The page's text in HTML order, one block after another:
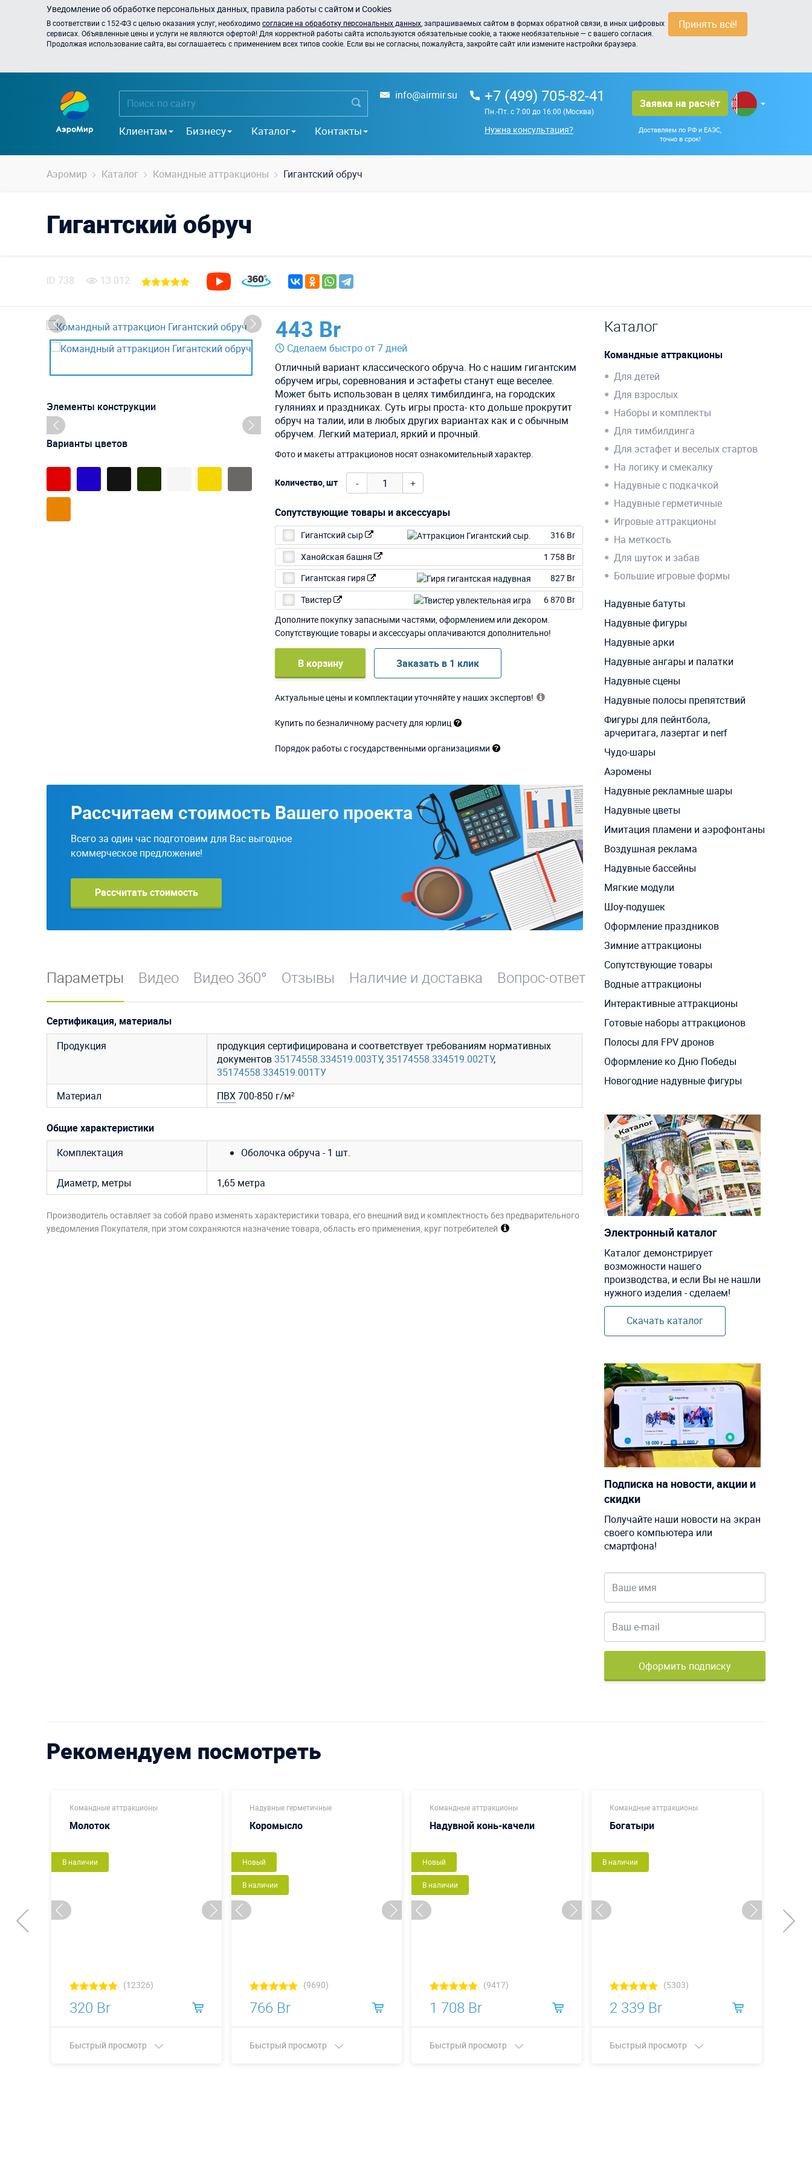
Принять всё!
Уведомление об обработке персональных данных, правила работы с сайтом и Cookies
В соответствии с 152-ФЗ с целью оказания услуг, необходимосогласие на обработку персональных данных , запрашиваемых сайтом в формах обратной связи, в иных цифровых
сервисах. Объявленные цены и услуги не являются офертой! Для корректной работы сайта используются обязательные cookie, а также необязательные — с вашего согласия.
Продолжая использование сайта, вы соглашаетесь с применением всех типов cookie. Если вы не согласны, пожалуйста, закройте сайт или измените настройки браузера.
Клиентам Бизнесу Каталог Контакты
info@airmir.su +7 (499) 705-82-41
Пн.-Пт. с 7:00 до 16:00 (Москва)
Нужна консультация?
Заявка на расчёт
Доставляем по РФ и ЕАЭС,
точно в срок!
Аэромир Каталог Командные аттракционы Гигантский обруч
Гигантский обруч
ID 738 13 012
Элементы конструкции
Варианты цветов
443 Br
Сделаем быстро от 7 дней
Отличный вариант классического обруча. Но с нашим гигантским
обручем игры, соревнования и эстафеты станут еще веселее.
Может быть использован в целях тимбилдинга, на городских
гуляниях и праздниках. Суть игры проста- кто дольше прокрутит
обруч на талии, или в любых других вариантах как и с обычным
обручем. Легкий материал, яркий и прочный.
Фото и макеты аттракционов носят ознакомительный характер.
Количество, шт - +
Сопутствующие товары и аксессуары
Гигантский сыр
316 Br
Ханойская башня
1 758 Br
Гигантская гиря
827 Br
Твистер
6 870 Br
Дополните покупку запасными частями, оформлением или декором.
Сопутствующие товары и аксессуары оплачиваются дополнительно!
В корзину Заказать в 1 клик
Актуальные цены и комплектации уточняйте у наших экспертов!
Купить по безналичному расчету для юрлиц
Порядок работы с государственными организациями
Рассчитаем стоимость Вашего проекта
Всего за один час подготовим для Вас выгодное
коммерческое предложение!
Рассчитать стоимость
Параметры Видео Видео 360° Отзывы Наличие и доставка Вопрос-ответ
Сертификация, материалы
Продукция
продукция сертифицирована и соответствует требованиям нормативных
документов35174558.334519.003ТУ,35174558.334519.002ТУ,
35174558.334519.001ТУ
Материал
ПВХ700-850 г/м²
Общие характеристики
Комплектация
Оболочка обруча - 1 шт.
Диаметр, метры 1,65 метра
Производитель оставляет за собой право изменять характеристики товара, его внешний вид и комплектность без предварительного
уведомления Покупателя, при этом сохраняются назначение товара, область его применения, круг потребителей
Каталог
Командные аттракционы
Для детей
Для взрослых
Наборы и комплекты
Для тимбилдинга
Для эстафет и веселых стартов
На логику и смекалку
Надувные с подкачкой
Надувные герметичные
Игровые аттракционы
На меткость
Для шуток и забав
Большие игровые формы
Надувные батуты
Надувные фигуры
Надувные арки
Надувные ангары и палатки
Надувные сцены
Надувные полосы препятствий
Фигуры для пейнтбола,
арчеритага, лазертаг и nerf
Чудо-шары
Аэромены
Надувные рекламные шары
Надувные цветы
Имитация пламени и аэрофонтаны
Воздушная реклама
Надувные бассейны
Мягкие модули
Шоу-подушек
Оформление праздников
Зимние аттракционы
Сопутствующие товары
Водные аттракционы
Интерактивные аттракционы
Готовые наборы аттракционов
Полосы для FPV дронов
Оформление ко Дню Победы
Новогодние надувные фигуры
Электронный каталог
Каталог демонстрирует
возможности нашего
производства, и если Вы не нашли
нужного изделия - сделаем!
Скачать каталог
Подписка на новости, акции и
скидки
Получайте наши новости на экран
своего компьютера или
смартфона!
Оформить подписку
Рекомендуем посмотреть
Командные аттракционы
Молоток
В наличии
(12326)
320 Br
Быстрый просмотр
Надувные герметичные
Коромысло
Новый
В наличии
(9690)
766 Br
Быстрый просмотр
Командные аттракционы
Надувной конь-качели
Новый
В наличии
(9417)
1 708 Br
Быстрый просмотр
Командные аттракционы
Богатыри
В наличии
(5303)
2 339 Br
Быстрый просмотр